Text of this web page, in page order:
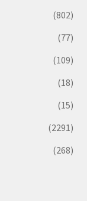
(802)
(77)
(109)
(18)
(15)
(2291)
(268)